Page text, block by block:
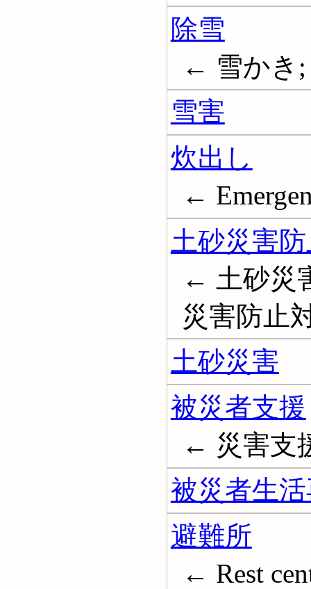
除雪
← 雪かき;
雪害
炊出し
←
土砂災害
← 土砂災
災害防止
土砂災害
被災者支援
← 災害支
被災者生
避難所
← Rest